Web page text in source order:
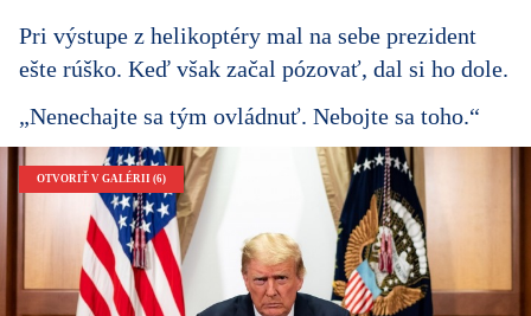
Pri výstupe z helikoptéry mal na sebe prezident
ešte rúško. Keď však začal pózovať, dal si ho dole.
„Nenechajte sa tým ovládnuť. Nebojte sa toho.“
OTVORIŤ V GALÉRII (6)